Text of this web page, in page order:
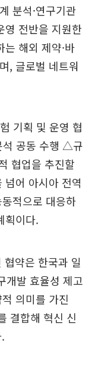
분석·연구기관
영 전반을 지원한
해외 제약·바
, 글로벌 네트워
기획 및 운영 협
석 공동 수행 △규
협업을 추진할
어 아시아 전역
적으로 대응하
획이다.
약은 한국과 일
개발 효율성 제고
의미를 가진
결합해 혁신 신